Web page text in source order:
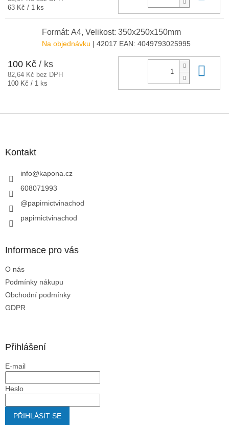
Měrná
63 Kč / 1 ks
Formát: A4, Velikost: 350x250x150mm
Na objednávku | 42017 EAN: 4049793025995
100 Kč / ks
82,64 Kč bez DPH
Měrná
100 Kč / 1 ks
Kontakt
info@kapona.cz
608071993
@papirnictvinachod
papirnictvinachod
Informace pro vás
O nás
Podmínky nákupu
Obchodní podmínky
GDPR
Přihlášení
E-mail
Heslo
PŘIHLÁSIT SE